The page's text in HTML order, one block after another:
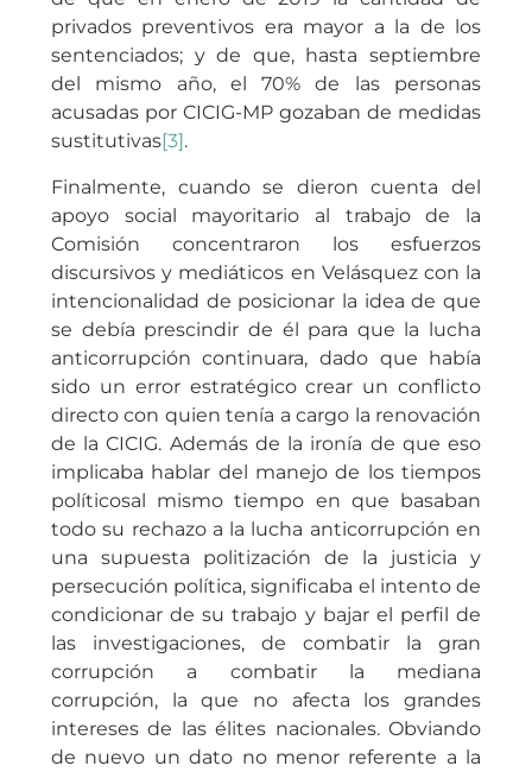
privados preventivos era mayor a la de los
sentenciados; y de que, hasta septiembre
del mismo año, el 70% de las personas
acusadas por CICIG-MP gozaban de medidas
sustitutivas[3] .
Finalmente, cuando se dieron cuenta del
apoyo social mayoritario al trabajo de la
Comisión concentraron los esfuerzos
discursivos y mediáticos en Velásquez con la
intencionalidad de posicionar la idea de que
se debía prescindir de él para que la lucha
anticorrupción continuara, dado que había
sido un error estratégico crear un conflicto
directo con quien tenía a cargo la renovación
de la CICIG. Además de la ironía de que eso
implicaba hablar del manejo de los tiempos
políticosal mismo tiempo en que basaban
todo su rechazo a la lucha anticorrupción en
una supuesta politización de la justicia y
persecución política, significaba el intento de
condicionar de su trabajo y bajar el perfil de
las investigaciones, de combatir la gran
corrupción a combatir la mediana
corrupción, la que no afecta los grandes
intereses de las élites nacionales. Obviando
de nuevo un dato no menor referente a la